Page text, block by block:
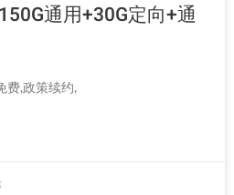
通用+30G定向+通
费,政策续约,